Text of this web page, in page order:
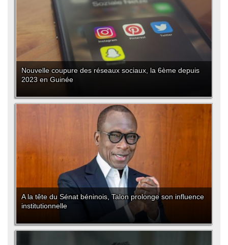
Nouvelle coupure des réseaux sociaux, la 6ème depuis
2023 en Guinée
A la tête du Sénat béninois, Talon prolonge son influence
institutionnelle